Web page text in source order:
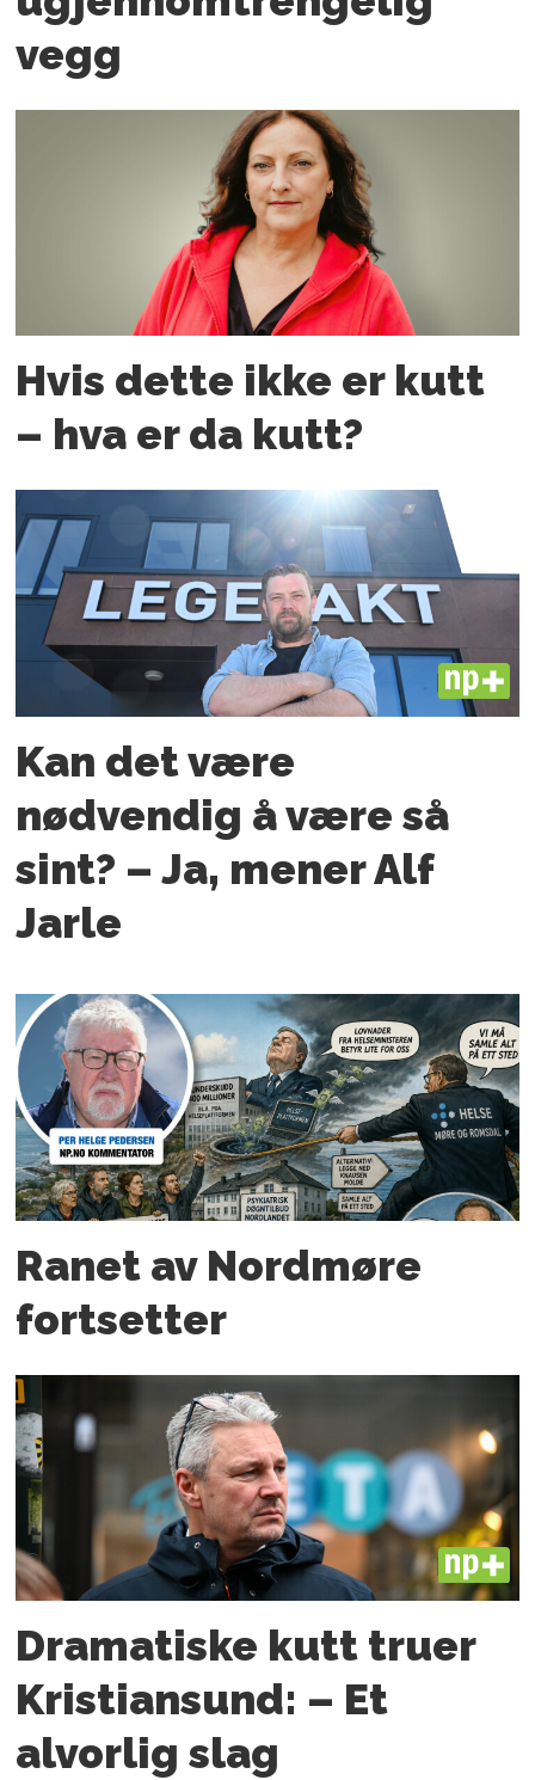
vegg
Hvis dette ikke er kutt
– hva er da kutt?
PLUS
Kan det være
nødvendig å være så
sint? – Ja, mener Alf
Jarle
Ranet av Nordmøre
fortsetter
PLUS
Dramatiske kutt truer
Kristiansund: – Et
alvorlig slag